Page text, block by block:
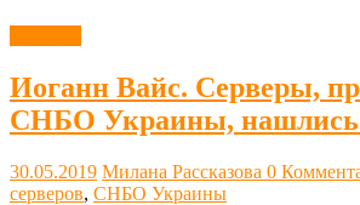
Иоганн Вайс. Серверы,
СНБО Украины, нашлись
30.05.2019 Милана Рассказова 0
серверов, СНБО Украины